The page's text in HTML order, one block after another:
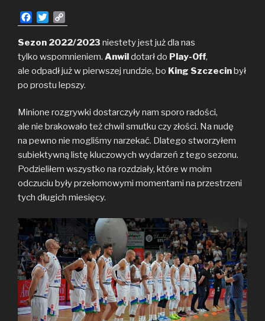
i porażka
a
c
o
o
w
i
t
e
r
o
p
i
n
Sezon 2022/2023 niestety jest już dla nas
tylko wspomnieniem. Anwildotarł do Play-Off,
ale odpadł już w pierwszej rundzie, bo King Szczecinbył
po prostu lepszy.
Minione rozgrywki dostarczyły nam sporo radości,
ale nie brakowało też chwil smutku czy złości. Na nudę
na pewno nie mogliśmy narzekać. Dlatego stworzyłem
subiektywną listę kluczowych wydarzeń z tego sezonu.
Podzieliłem wszystko na rozdziały, które w moim
odczuciu były przełomowymi momentami na przestrzeni
tych długich miesięcy.